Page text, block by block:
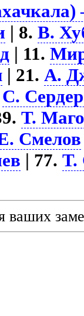
| 8.В.
| 11.
| 21.А.
С.
Т.
Смелов
| 77.Т.
ваших